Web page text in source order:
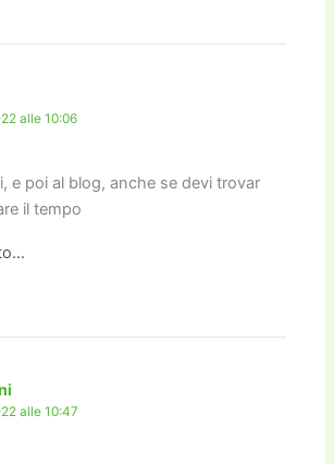
alle 10:06
e poi al blog, anche se devi trovar
il tempo
alle 10:47